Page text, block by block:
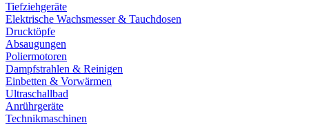
Tiefziehgeräte
Elektrische Wachsmesser & Tauchdosen
Drucktöpfe
Absaugungen
Poliermotoren
Dampfstrahlen & Reinigen
Einbetten & Vorwärmen
Ultraschallbad
Anrührgeräte
Technikmaschinen